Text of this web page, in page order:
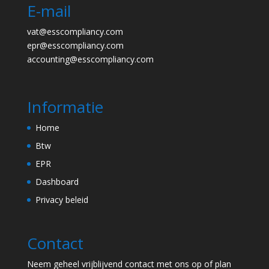
E-mail
vat@esscompliancy.com
epr@esscompliancy.com
accounting@esscompliancy.com
Informatie
Home
Btw
EPR
Dashboard
Privacy beleid
Contact
Neem geheel vrijblijvend contact met ons op of plan